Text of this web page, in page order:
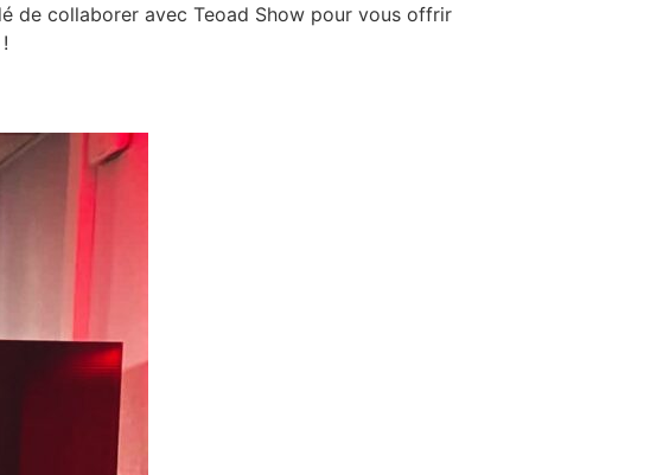
de collaborer avec Teoad Show pour vous offrir